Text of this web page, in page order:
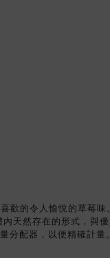
歡的令人愉悅的草莓
天然存在的形式，與
分配器，以便精確計量